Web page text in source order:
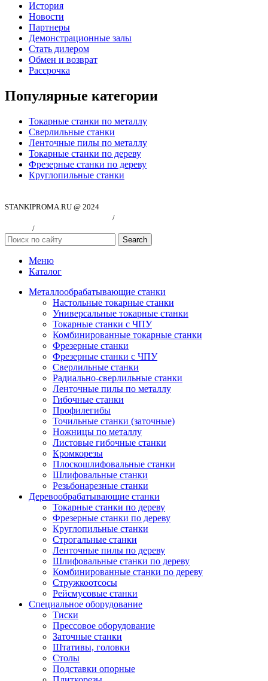
История
Новости
Партнеры
Демонстрационные залы
Стать дилером
Обмен и возврат
Рассрочка
Популярные категории
Токарные станки по металлу
Сверлильные станки
Ленточные пилы по металлу
Токарные станки по дереву
Фрезерные станки по дереву
Круглопильные станки
STANKIPROMA.RU @ 2024
/
/
Search
Меню
Каталог
Металлообрабатывающие станки
Настольные токарные станки
Универсальные токарные станки
Токарные станки с ЧПУ
Комбинированные токарные станки
Фрезерные станки
Фрезерные станки с ЧПУ
Сверлильные станки
Радиально-сверлильные станки
Ленточные пилы по металлу
Гибочные станки
Профилегибы
Точильные станки (заточные)
Ножницы по металлу
Листовые гибочные станки
Кромкорезы
Плоскошлифовальные станки
Шлифовальные станки
Резьбонарезные станки
Деревообрабатывающие станки
Токарные станки по дереву
Фрезерные станки по дереву
Круглопильные станки
Строгальные станки
Ленточные пилы по дереву
Шлифовальные станки по дереву
Комбинированные станки по дереву
Стружкоотсосы
Рейсмусовые станки
Специальное оборудование
Тиски
Прессовое оборудование
Заточные станки
Штативы, головки
Столы
Подставки опорные